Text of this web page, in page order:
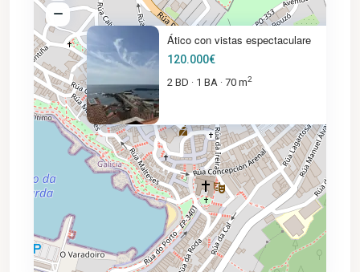
120.000€
Ático con vistas espectaculare
120.000€
2 BD · 1 BA · 70 m2